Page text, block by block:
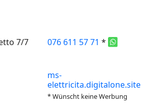
7/7
076 611 57 71 *
ms-
elettricita.digitalone.site
* Wünscht keine Werbung